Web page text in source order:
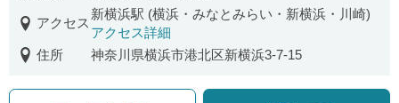
アクセス
新横浜駅 (横浜・みなとみらい・新横浜・川崎)
アクセス詳細
住所
神奈川県横浜市港北区新横浜3-7-15